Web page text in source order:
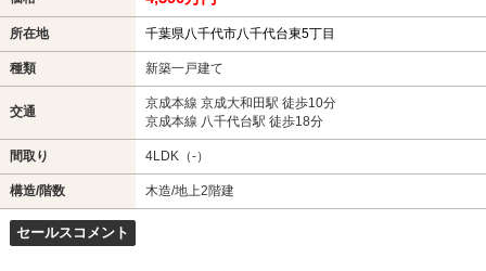
所在地 千葉県八千代市八千代台東5丁目
種類 新築一戸建て
交通
京成本線 京成大和田駅 徒歩10分
京成本線 八千代台駅 徒歩18分
間取り 4LDK（-）
構造/階数 木造/地上2階建
セールスコメント